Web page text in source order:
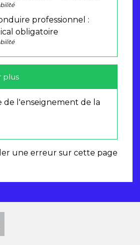
professionnel :
obligatoire
plus
de l'enseignement de la
une erreur sur cette page